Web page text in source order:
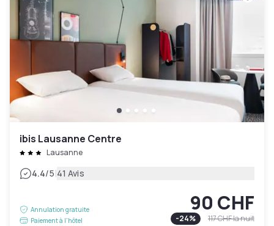
ibis Lausanne Centre
Lausanne
4.4/5|41 Avis
Annulation gratuite
Paiement à l'hôtel
90 CHF
-24% 117 CHFla nuit